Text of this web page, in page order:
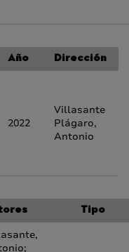
Año Dirección
2022
Villasante
Plágaro,
Antonio
Tipo